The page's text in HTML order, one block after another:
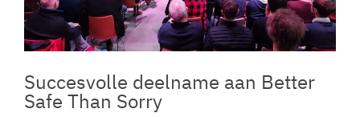
Succesvolle deelname aan Better
Safe Than Sorry